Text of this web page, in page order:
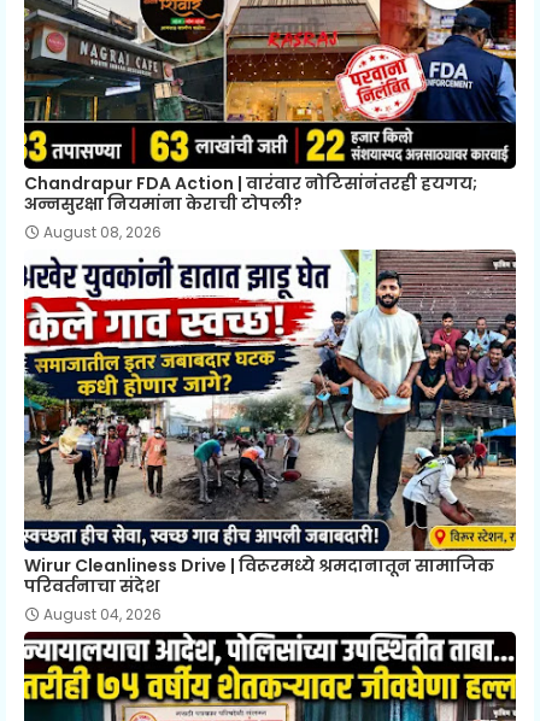
Chandrapur FDA Action | वारंवार नोटिसांनंतरही हयगय;
अन्नसुरक्षा नियमांना केराची टोपली?
August 08, 2026
Wirur Cleanliness Drive | विरूरमध्ये श्रमदानातून सामाजिक
परिवर्तनाचा संदेश
August 04, 2026